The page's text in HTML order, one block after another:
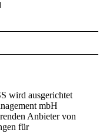
wird ausgerichtet
mbH
Anbieter von
für